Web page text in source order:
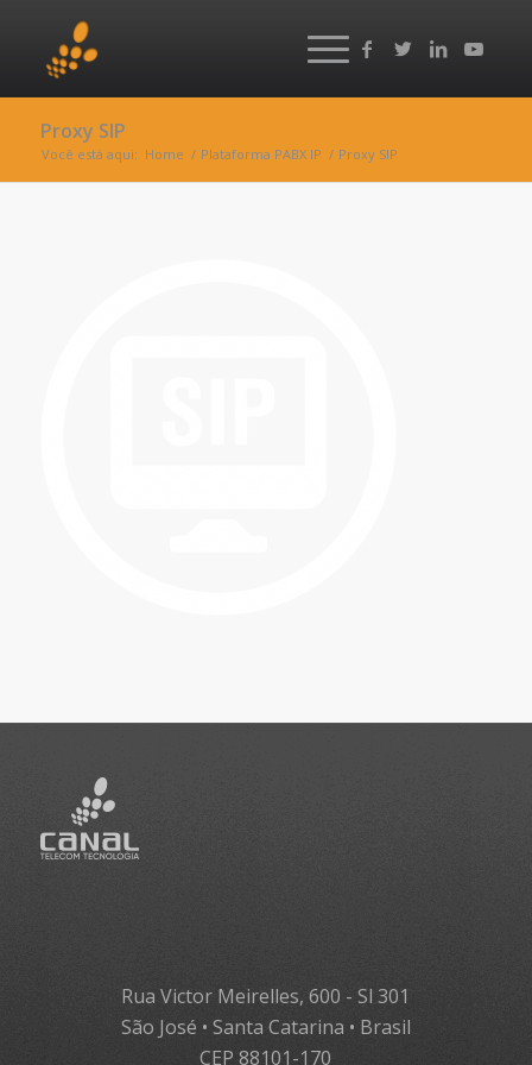
Proxy SIP
Você está aqui: Home / Plataforma PABX IP / Proxy SIP
Rua Victor Meirelles, 600 - Sl 301
São José • Santa Catarina • Brasil
CEP 88101-170